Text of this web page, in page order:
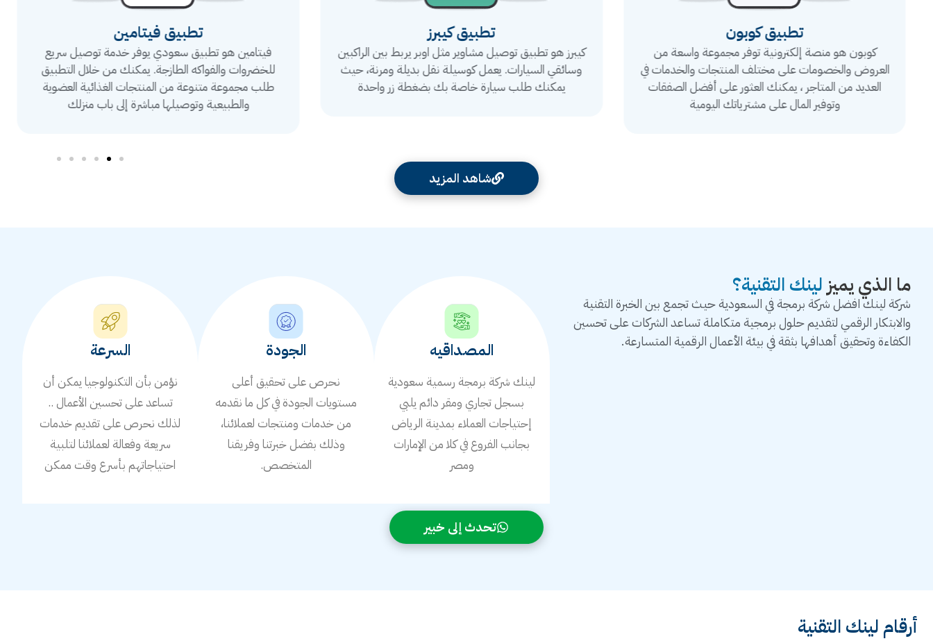
تطبيق كوبون
كوبون هو منصة إلكترونية توفر مجموعة واسعة من
العروض والخصومات على مختلف المنتجات والخدمات في
العديد من المتاجر ، يمكنك العثور على أفضل الصفقات
وتوفير المال على مشترياتك اليومية
تطبيق كيبرز
كيبرز هو تطبيق توصيل مشاوير مثل اوبر يربط بين الراكبين
وسائقي السيارات. يعمل كوسيلة نقل بديلة ومرنة، حيث
يمكنك طلب سيارة خاصة بك بضغطة زر واحدة
تطبيق فيتامين
فيتامين هو تطبيق سعودي يوفر خدمة توصيل سريع
للخضروات والفواكه الطازجة. يمكنك من خلال التطبيق
طلب مجموعة متنوعة من المنتجات الغذائية العضوية
والطبيعية وتوصيلها مباشرة إلى باب منزلك
شاهد المزيد
ما الذي يميز لينك التقنية؟
شركة لينك افضل شركة برمجة في السعودية حيث تجمع بين الخبرة التقنية
والابتكار الرقمي لتقديم حلول برمجية متكاملة تساعد الشركات على تحسين
الكفاءة وتحقيق أهدافها بثقة في بيئة الأعمال الرقمية المتسارعة.
المصداقيه
لينك شركة برمجة رسمية سعودية
بسجل تجاري ومقر دائم يلبي
إحتياجات العملاء بمدينة الرياض
بجانب الفروع في كلا من الإمارات
ومصر
الجودة
نحرص على تحقيق أعلى
مستويات الجودة في كل ما نقدمه
من خدمات ومنتجات لعملائنا،
وذلك بفضل خبرتنا وفريقنا
المتخصص.
السرعة
نؤمن بأن التكنولوجيا يمكن أن
تساعد على تحسين الأعمال ..
لذلك نحرص على تقديم خدمات
سريعة وفعالة لعملائنا لتلبية
احتياجاتهم بأسرع وقت ممكن
تحدث إلى خبير
أرقام لينك التقنية